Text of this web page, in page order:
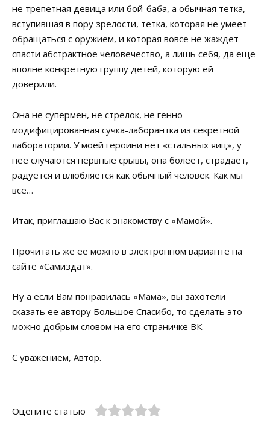
не трепетная девица или бой-баба, а обычная тетка,
вступившая в пору зрелости, тетка, которая не умеет
обращаться с оружием, и которая вовсе не жаждет
спасти абстрактное человечество, а лишь себя, да еще
вполне конкретную группу детей, которую ей
доверили.
Она не супермен, не стрелок, не генно-
модифицированная сучка-лаборантка из секретной
лаборатории. У моей героини нет «стальных яиц», у
нее случаются нервные срывы, она болеет, страдает,
радуется и влюбляется как обычный человек. Как мы
все…
Итак, приглашаю Вас к знакомству с «Мамой».
Прочитать же ее можно в электронном варианте на
сайте «Самиздат».
Ну а если Вам понравилась «Мама», вы захотели
сказать ее автору Большое Спасибо, то сделать это
можно добрым словом на его страничке ВК.
С уважением, Автор.
Оцените статью